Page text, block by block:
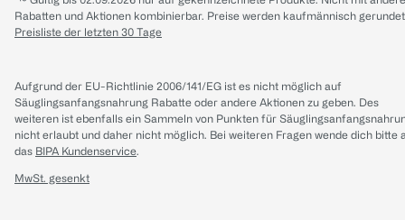
Rabatten und Aktionen kombinierbar. Preise werden kaufmännisch
Preisliste der letzten 30 Tage
Aufgrund der EU-Richtlinie 2006/141/EG ist es nicht möglich auf
Säuglingsanfangsnahrung Rabatte oder andere Aktionen zu geben. Des
weiteren ist ebenfalls ein Sammeln von Punkten für
nicht erlaubt und daher nicht möglich. Bei weiteren Fragen wende dich bitte
das BIPA Kundenservice.
MwSt. gesenkt